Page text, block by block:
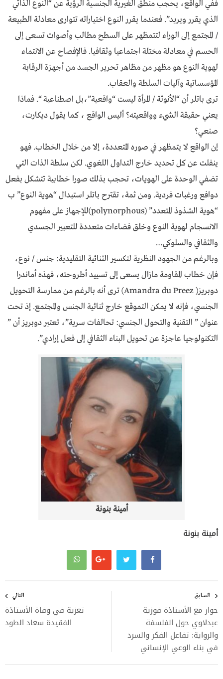
ففي الواقع، يحجب منطق الغيرية الجنسية الرؤية عن “النوع الذاتي
الذي يقرر ويريد”. فعندما يقرر النوع اختياراته تتوارى معادلة الطبيعة
/ المجتمع إلى الوراء لتتمظهر على السطح مطالب وأصوات تسعى إلى
الحسم في معادلة مختلة اجتماعيا وثقافيا. فالإفصاح عن الانتماء
لهوية النوع هو مظهر من مظاهر تحرير الجسد من أجهزة الرقابة
المؤسساتية وآليات السلطة والعقاب.
ترى باتلر أن “الأنوثة / المرأة ليست “واقعية”،بل اصطناعية “. فماذا
يعني حقيقة الشيء وواقعيته؟ أليس الواقع ، كما يقول ديكارت،
صنعي؟
إن الواقع لا يتمظهر في صوره المتعددة، إلا من خلال الخطاب. فهو
ينفلت عن كل تحديد خارج التداول اللغوي. لكن سلطة الذات التي
تضفي الوحدة على الهويات، تحجب بذلك صورا خطابية تتشكل بفعل
دوافع ورغبات فردية. ومن ثمة، تقترح باتلر استبدال “هوية النوع” ب
“هوية الشذوذ المتعدد” (polynorphous)للإجهاز على مفهوم
الانسجام لهوية النوع وخلق فضاءات متعددة للتعبير الجسدي
والثقافي والسلوكي…
وبالرغم من الجهود النظرية لتكسير الثنائية التقليدية: جنس / نوع،
فإن خطاب المقاومة مازال يسعى إلى تسييد أطروحته، فهذه أماندرا
دوبريز( Amandra du Preez) ترى أنه بالرغم من ممارسة التحويل
الجنسي، فإنه لا يمكن التموقع خارج ثنائية الجنس والمجتمع. إذ تحت
عنوان ” التقنية والتحول الجنسي: تحالفات سرية”، تعتبر دوبريز أن ”
التكنولوجيا عاجزة عن تحويل البناء الثقافي إلى فعل إرادي”.
أمينة بنونة
أمينة بنونة
المقالات
السابق
حوار مع الأستاذة فوزية
عبدلاوي حول الفلسفة
والرواية: تفاعل الفكر والسرد
في بناء الوعي الإنساني
التالي
تعزية في وفاة الأستاذة
الفقيدة سعاد الطود